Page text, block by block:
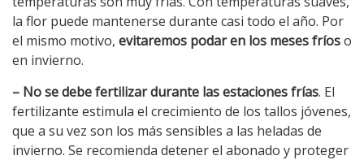
la flor puede mantenerse durante casi todo el año. Por
el mismo motivo, evitaremos podar en los meses fríoso
en invierno.
– No se debe fertilizar durante las estaciones frías. El
fertilizante estimula el crecimiento de los tallos jóvenes,
que a su vez son los más sensibles a las heladas de
invierno. Se recomienda detener el abonado y proteger